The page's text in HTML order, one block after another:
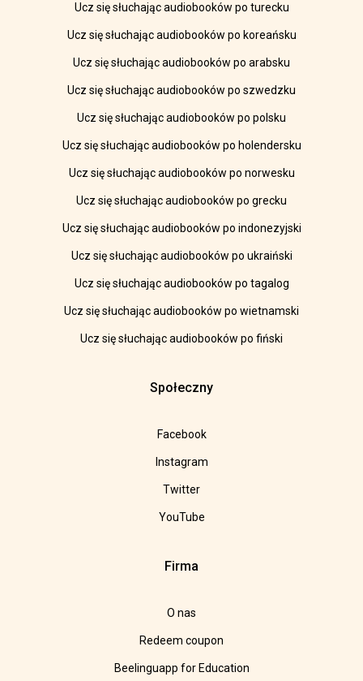
Ucz się słuchając audiobooków po turecku
Ucz się słuchając audiobooków po koreańsku
Ucz się słuchając audiobooków po arabsku
Ucz się słuchając audiobooków po szwedzku
Ucz się słuchając audiobooków po polsku
Ucz się słuchając audiobooków po holendersku
Ucz się słuchając audiobooków po norwesku
Ucz się słuchając audiobooków po grecku
Ucz się słuchając audiobooków po indonezyjski
Ucz się słuchając audiobooków po ukraiński
Ucz się słuchając audiobooków po tagalog
Ucz się słuchając audiobooków po wietnamski
Ucz się słuchając audiobooków po fiński
Społeczny
Facebook
Instagram
Twitter
YouTube
Firma
O nas
Redeem coupon
Beelinguapp for Education